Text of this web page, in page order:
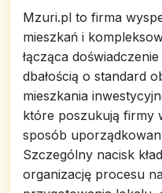
Mzuri.pl to firma
mieszkań i
łącząca
dbałością o standard
mieszkania
które poszukują firmy
sposób
Szczególny nacisk
organizację procesu